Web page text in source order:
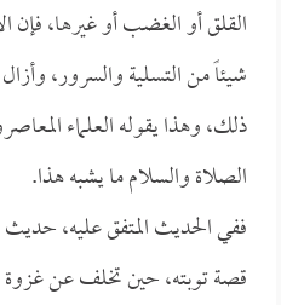
القلق أو الغضب أو غيرها، فإن
شيئاً من التسلية والسرور،
ذلك، وهذا يقوله العلماء
الصلاة والسلام ما يشبه هذا.
ففي الحديث المتفق عليه، حديث
قصة توبته، حين تخلف عن غزوة